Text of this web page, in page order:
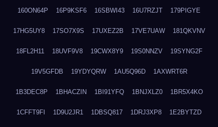
160ON64P 16P9KSF6 16SBWI43 16U7RZJT 179PIGYE
17HG5UY8 17SO7X9S 17UXEZ2B 17VE7UAW 181QKVNV
18FL2H11 18UVF9V8 19CWX8Y9 19S0NNZV 19SYNG2F
19V5GFDB 19YDYQRW 1AU5Q96D 1AXWRT6R
1B3DEC8P 1BHACZIN 1BI91YFQ 1BNJXLZ0 1BR5X4KO
1CFFT9FI 1D9U2JR1 1DBSQ817 1DRJ3XP8 1E2BYTZD